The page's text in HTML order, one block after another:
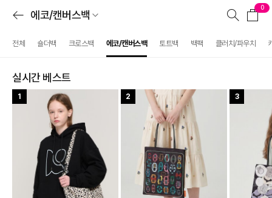
에코/캔버스백
0
전체 숄더백 크로스백 에코/캔버스백 토트백 백팩 클러치/파우치
실시간 베스트
1 2 3